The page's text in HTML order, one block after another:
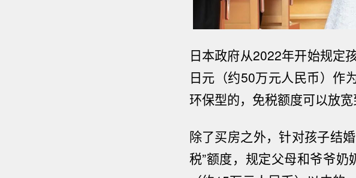
日本政府从2022年开始规定
日元（约50万元人民币）作
环保型的，免税额度可以放宽
除了买房之外，针对孩子结
税”额度，规定父母和爷爷